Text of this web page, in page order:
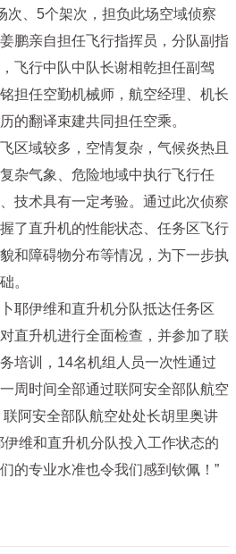
次、5个架次，担负此场空域侦察
鹏亲自担任飞行指挥员，分队副指
飞行中队中队长谢相乾担任副驾
担任空勤机械师，航空经理、机长
的翻译束建共同担任空乘。
区域较多，空情复杂，气候炎热且
杂气象、危险地域中执行飞行任
技术具有一定考验。通过此次侦察
了直升机的性能状态、任务区飞行
和障碍物分布等情况，为下一步执
。
耶伊维和直升机分队抵达任务区
直升机进行全面检查，并参加了联
培训，14名机组人员一次性通过
周时间全部通过联阿安全部队航空
阿安全部队航空处处长胡里奥讲
维和直升机分队投入工作状态的
的专业水准也令我们感到钦佩！”